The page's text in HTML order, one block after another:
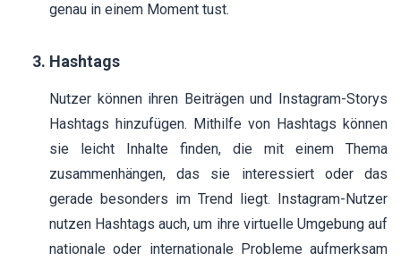
genau in einem Moment tust.
Hashtags
Nutzer können ihren Beiträgen und Instagram-Storys
Hashtags hinzufügen. Mithilfe von Hashtags können
sie leicht Inhalte finden, die mit einem Thema
zusammenhängen, das sie interessiert oder das
gerade besonders im Trend liegt. Instagram-Nutzer
nutzen Hashtags auch, um ihre virtuelle Umgebung auf
nationale oder internationale Probleme aufmerksam